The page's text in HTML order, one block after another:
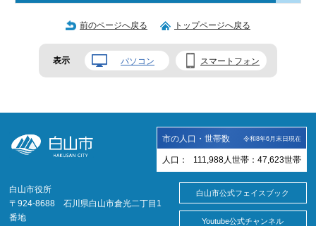
前のページへ戻る トップページへ戻る
表示 パソコン スマートフォン
市の人口・世帯数 令和8年6月末日現在
人口： 111,988 人 世帯： 47,623世帯
白山市役所
〒924-8688 石川県白山市倉光二丁目1
番地
白山市公式フェイスブック
Youtube公式チャンネル